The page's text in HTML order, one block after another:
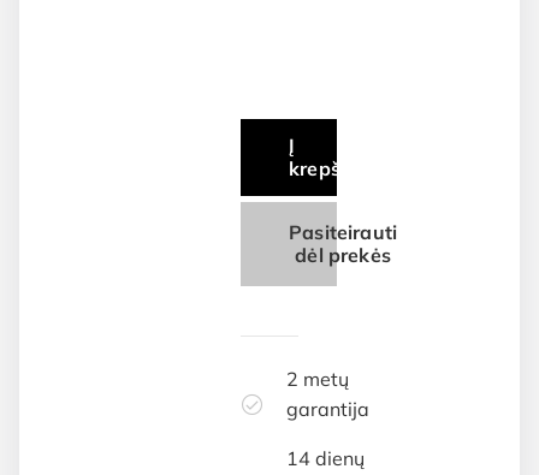
Į
krepšelį
Pasiteirauti
dėl prekės
2 metų
garantija
14 dienų